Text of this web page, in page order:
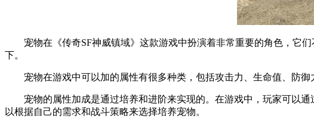
宠物在《传奇SF神威镇域》这款游戏中扮演着非常重要的角色，它们
下。
宠物在游戏中可以加的属性有很多种类，包括攻击力、生命值、防御
宠物的属性加成是通过培养和进阶来实现的。在游戏中，玩家可以通
以根据自己的需求和战斗策略来选择培养宠物。